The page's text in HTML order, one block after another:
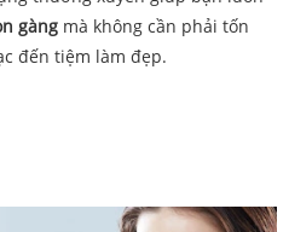
gàng mà không cần phải tốn
đến tiệm làm đẹp.